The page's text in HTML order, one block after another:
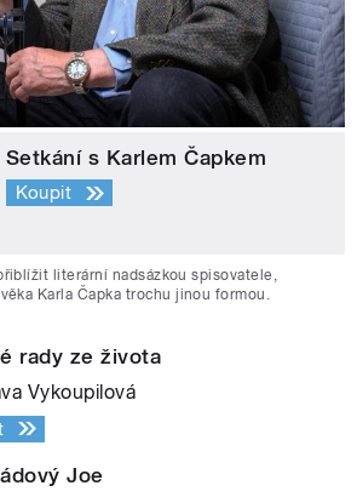
Setkání s Karlem Čapkem
Koupit
literární nadsázkou spisovatele,
Karla Čapka trochu jinou formou.
rady ze života
Vykoupilová
Joe